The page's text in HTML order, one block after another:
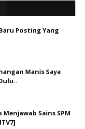
Posting Yang
Manis Saya
Sains SPM